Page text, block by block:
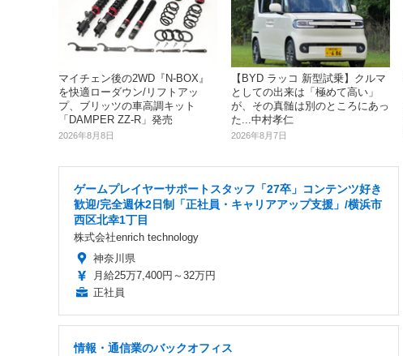
マイチェン後の2WD『N-BOX』
を快適ローダウン/リフトアッ
プ、ブリッツの車高調キット
「DAMPER ZZ-R」発売
2026年8月8日
【BYD ラッコ 新型試乗】クルマ
としての出来は「極めて高い」
が、その真髄は別のところにあっ
た...中村孝仁
2026年8月7日
ゲームプレイヤーサポートスタッフ「27卒」コンテンツ好き
歓迎/完全週休2日制「正社員・キャリアアップ支援」/横浜市
西区北幸1丁目
株式会社enrich technology
神奈川県
月給25万7,400円～32万円
正社員
情報・通信業のバックオフィス